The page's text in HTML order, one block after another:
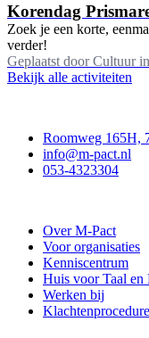
Korendag
Zoek je een korte,
verder!
Geplaatst door Cultuur
Bekijk alle activiteiten
Roomweg 165H,
info@m-pact.nl
053-4323304
Over M-Pact
Voor organisaties
Kenniscentrum
Huis voor Taal en
Werken bij
Klachtenprocedure